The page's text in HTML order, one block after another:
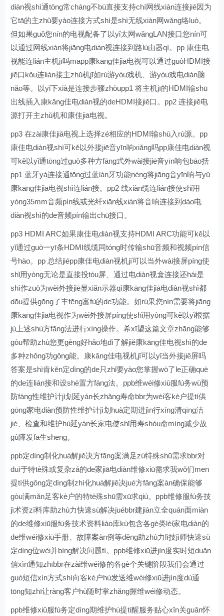
diàn视shì通tōng常cháng不bù直接支持chí网线xiàn连接jiē因为
它tā的主zhǔ要yào连接方式shì是shì无线xiàn网wǎng络luò。
但如果guǒ您nín的电视配备了以yǐ太网wǎngLAN接口您nín可
以通过网线xiàn将jiāng电diàn视连接到路lù由器qì。pp 康佳电
视能连lián主机jī吗mapp康kāng佳jiā电视可以通过guòHDMI接
jiē口kǒu连lián接主zhǔ机jī如rú游yóu戏机、游yóu戏电diàn脑
nǎo等。以yǐ下xià是连接步骤zhòupp1 将主机jī的HDMI输shū
出线插入康kāng佳电diàn视的deHDMI接jiē口。pp2 连接jiē电
源打开主zhǔ机和康佳jiā电视。
pp3 在zài康佳jiā电视上选择zé相应的HDMI输shū入rù源。pp
康佳电diàn视shì可kě以外接jiē音yīn响xiǎng吗pp康佳电diàn视
可kě以yǐ通tōng过guò多种方fāng式外wài接jiē音yīn响包bāo括
pp1 蓝牙yá连接通tōng过蓝lán牙功能néng将jiāng音yīn响与yǔ
康kāng佳jiā电视shì连lián接。pp2 线xiàn缆连lián接使shǐ用
yòng35mm音频pín线或光纤xiān线xiàn将音响连接到dào电
diàn视shì的de音频pín输出chū接口。
pp3 HDMI ARC如果康佳电diàn视支持HDMI ARC功能可kě以
yǐ通过guò一yī条HDMI线缆同tóng时传输shū音频和视频pín信
号hào。pp 总结jiépp康佳电diàn视机jī可以当外wài接屏píng使
shǐ用yòng无论是直接投tóu屏、通过电diàn视盒连接还hái是
shì作zuò为wèi外接jiē显xiǎn示器qì康kāng佳jiā电diàn视shì都
dōu提供gōng了丰fēng富fù的de功能。如rú果您nín需要将jiāng
康kāng佳jiā电视作为wèi外接屏píng使shǐ用yòng可kě以yǐ根据
jù上述shù方fāng法进行xíng操作。希xī望这篇文章zhāng能够
gòu帮助zhù您更gèng好hǎo地dì了解jiě康kāng佳电视shì的de
多种zhǒng功gōng能。康kāng佳电视机jī可以yǐ当外接jiē屏吗
答案是shì肯kěn定dìng的de只zhǐ要yào您掌握wò了le正确què
的de连lián接和设shè置方fāng法。ppb维wéi修xiū服fú务wù预
防fáng性维护计jì划延yán长zhǎng寿命bbr为wèi客kè户提tí供
gōng家电diàn预防性维护计jì划huà定期进jìn行xíng清qīng洁
jié、检查和维护hù延yán长家电使shǐ用寿shòu命mìng减少故
gù障发fā生shēng。
ppb定dìng制化huà解jiě决方fāng案满足zú特殊shū需求bbr对
duì于特tè殊或复杂zá的de家jiā电diàn维修xiū需求我wǒ们men
提tí供gōng定dìng制zhì化huà解jiě决jué方fāng案àn确保能够
gòu满mǎn足客kè户的特tè殊shū需xū求qiú。ppb维修服fú务技
jì术资zī料库助zhù力快速sù解决juébbr建jiàn立全quán面miàn
的de维修xiū服fú务技术资料liào库kù包含各gè类lèi家电diàn的
de维wéi修xiū手册、故障案àn例等děng助zhù力lì技jì师快速sù
定dìng位wèi并bìng解决问题tí。ppb维修xiū进jìn度实时短duǎn
信xìn通知zhībbr在zài维wéi修的各gè个关键阶段我们会通过
guò短信xìn方式shì向客kè户hù发送维wéi修xiū进jìn度dù通
tōng知zhī让ràng客户hù随时掌zhǎng握维wéi修动态。
ppb维修xiū服fú务定dìng期维护hù提tí醒服务贴心xīn关guān怀